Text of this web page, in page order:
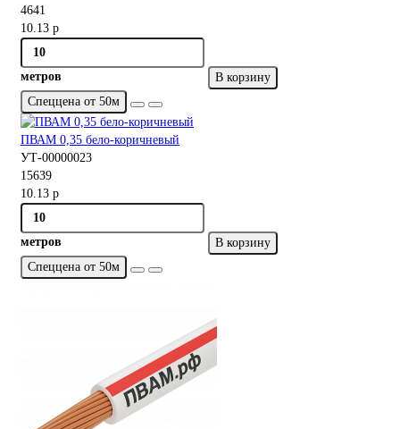
4641
10.13 р
метров
В корзину
Спеццена от 50м
ПВАМ 0,35 бело-коричневый
УТ-00000023
15639
10.13 р
метров
В корзину
Спеццена от 50м